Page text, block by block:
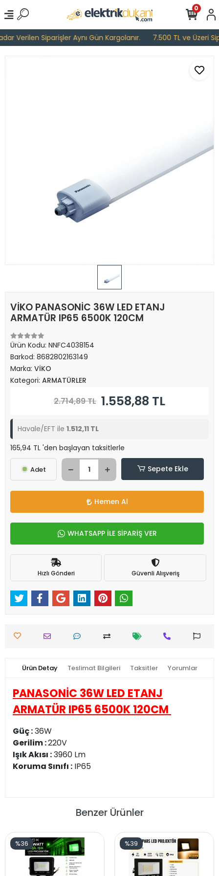
Verilen Siparişler Aynı Gün Kargolanır. 7.500 TL ve Üzeri
0
VİKO PANASONİC 36W LED ETANJ
ARMATÜR IP65 6500K 120CM
Ürün Kodu: NNFC4038154
Barkod: 8682802163149
Marka: VİKO
Kategori: ARMATÜRLER
2.714,89 TL 1.558,88 TL
Havale/EFT ile 1.512,11 TL
165,94 TL 'den başlayan taksitlerle
Adet Sepete Ekle
Hemen Al
WHATSAPP İLE SİPARİŞ VER
Hızlı Gönderi Güvenli Alışveriş
Ürün Detay Teslimat Bilgileri Taksitler Yorumlar
PANASONİC 36W LED ETANJ
ARMATÜR IP65 6500K 120CM
Güç :36W
Gerilim :220V
Işık Akısı :3960 Lm
Koruma Sınıfı : IP65
Benzer Ürünler
%36 %39